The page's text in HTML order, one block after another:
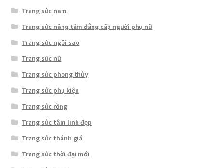
Trang sức nam
Trang sức nâng tầm đẳng cấp người phụ nữ
Trang sức ngôi sao
Trang sức nữ
Trang sức phong thủy
Trang sức phụ kiện
Trang sức rồng
Trang sức tâm linh đẹp
Trang sức thánh giá
Trang sức thời đại mới